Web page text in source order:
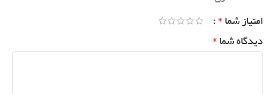
امتیاز شما*
دیدگاه شما*